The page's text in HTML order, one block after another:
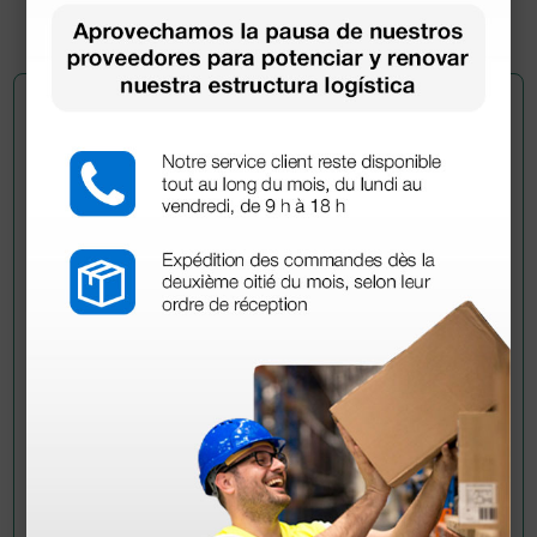
Pregúntale a un colega
¿Todavía tienes alguna duda? ¿Necesitas más
Envía ahora mismo tu pregunta a los colegas que ya
han adquirido este producto.